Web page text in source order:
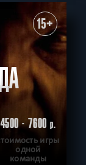
15+
4500 - 7600р.
игры
одной
команды